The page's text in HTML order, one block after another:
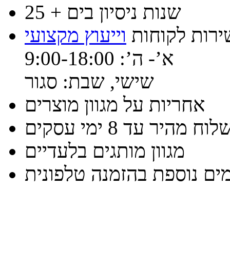
25 + שנות ניסיון בים
לקוחות וייעוץ מקצועי
א’- ה’: 9:00-18:00
שישי, שבת: סגור
אחריות על מגוון מוצרים
מהיר עד 8 ימי עסקים
מגוון מותגים בלעדיים
נוספת בהזמנה טלפונית